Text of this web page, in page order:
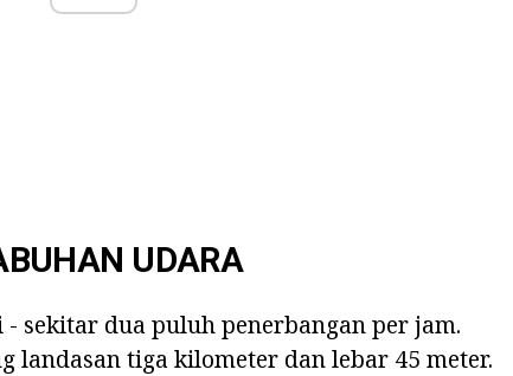
UDARA
sekitar dua puluh penerbangan per jam.
landasan tiga kilometer dan lebar 45 meter.